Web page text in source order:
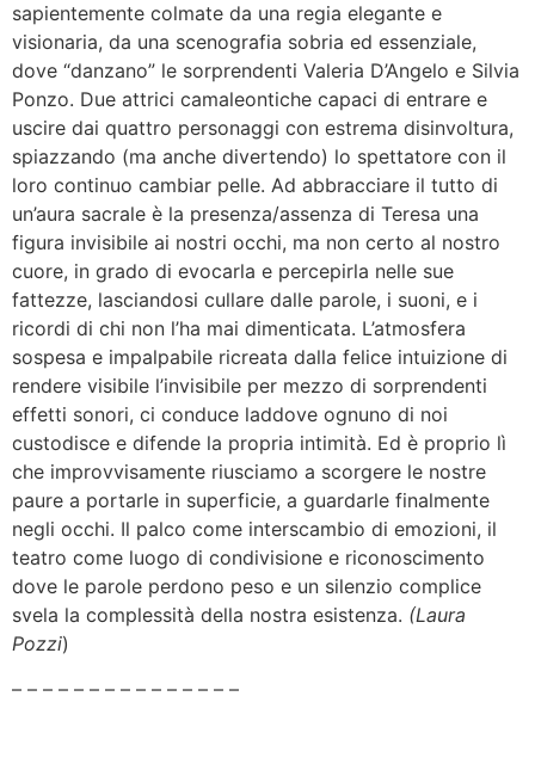
sapientemente colmate da una regia elegante e
visionaria, da una scenografia sobria ed essenziale,
dove “danzano” le sorprendenti Valeria D’Angelo e Silvia
Ponzo. Due attrici camaleontiche capaci di entrare e
uscire dai quattro personaggi con estrema disinvoltura,
spiazzando (ma anche divertendo) lo spettatore con il
loro continuo cambiar pelle. Ad abbracciare il tutto di
un’aura sacrale è la presenza/assenza di Teresa una
figura invisibile ai nostri occhi, ma non certo al nostro
cuore, in grado di evocarla e percepirla nelle sue
fattezze, lasciandosi cullare dalle parole, i suoni, e i
ricordi di chi non l’ha mai dimenticata. L’atmosfera
sospesa e impalpabile ricreata dalla felice intuizione di
rendere visibile l’invisibile per mezzo di sorprendenti
effetti sonori, ci conduce laddove ognuno di noi
custodisce e difende la propria intimità. Ed è proprio lì
che improvvisamente riusciamo a scorgere le nostre
paure a portarle in superficie, a guardarle finalmente
negli occhi. Il palco come interscambio di emozioni, il
teatro come luogo di condivisione e riconoscimento
dove le parole perdono peso e un silenzio complice
svela la complessità della nostra esistenza. (Laura
Pozzi)
– – – – – – – – – – – – – – –